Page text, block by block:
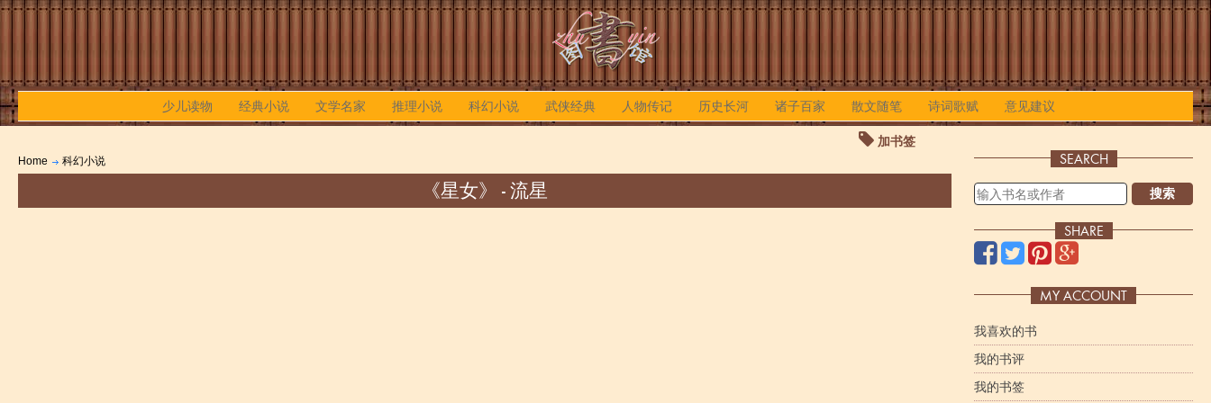
少儿读物 经典小说 文学名家 推理小说 科幻小说 武侠经典 人物传记 历史长河 诸子百家 散文随笔 诗词歌赋 意见建议
加书签
Home 科幻小说
《星女》 - 流星
SEARCH
搜索
SHARE
MY ACCOUNT
我喜欢的书
我的书评
我的书签